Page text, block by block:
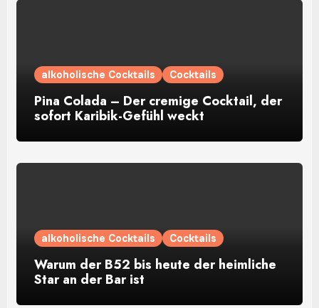
alkoholische Cocktails Cocktails
Pina Colada – Der cremige Cocktail, der
sofort Karibik-Gefühl weckt
alkoholische Cocktails Cocktails
Warum der B52 bis heute der heimliche
Star an der Bar ist